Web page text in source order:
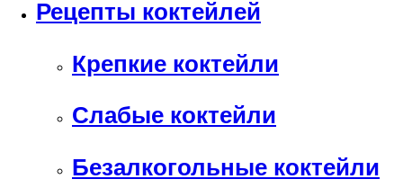
Рецепты коктейлей
Крепкие коктейли
Слабые коктейли
Безалкогольные коктейли